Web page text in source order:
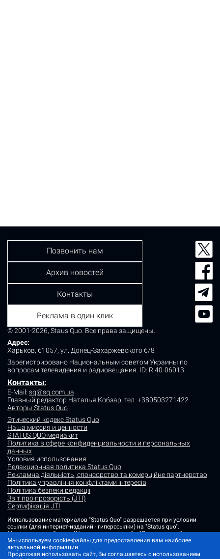
© 2001-2026, Staus Quo. Все права защищены.
Адрес:
Харьков, 61057, ул. Донец-Захаржевского 6/8
Зарегистрировано Национальным советом Украины по
вопросам телевидения и радиовещания. ID: R 40-06013.
Контакты:
E-Mail: sq@sq.com.ua
Главный редактор Наталья Кобзар, тел. +380503271422
Авторы Status Quo
Этический кодекс Status Quo
Наша миссия и ценности
STATUS QUO медиакит
Политика в сфере конфиденциальности и персональных
данных
Условия использования
Редакционная политика Status Quo
Рекламна діяльність, спонсорство та комерційне партнерство
Політика управління конфліктами інтересів
Політика безпеки редакції
Звіт про прозорість (JTI)
Сертифікація JTI
Позвонить нам
Архив новостей
Контакты
Реклама в один клик
Использование материалов "Status Quo" разрешается при условии
ссылки (для интернет-изданий - гиперссылки) на "Status quo".
Материалы в рубриках "Новости партнеров" и "Пресс-релизы"
размещаются на правах рекламы или в рамках некоммерческого
партнерства.
Мы используем cookie-файлы для предоставления вам наиболее
актуальной информации.
Продолжая использовать сайт, Вы соглашаетесь с использованием